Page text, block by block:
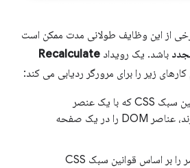
از این وظایف طولانی مدت ممکن است
باشد. یک رویداد Recalculate
کارهای زیر را برای مرورگر ردیابی می کند:
برای یافتن تمام قوانین سبک CSS که با یک عنصر
مشخص مطابقت دارند، عناصر DOM را در یک صفحه
سبک واقعی هر عنصر را بر اساس قوانین سبک CSS